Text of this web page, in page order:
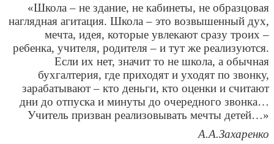
«Школа – не здание, не кабинеты, не образцовая
наглядная агитация. Школа – это возвышенный дух,
мечта, идея, которые увлекают сразу троих –
ребенка, учителя, родителя – и тут же реализуются.
Если их нет, значит то не школа, а обычная
бухгалтерия, где приходят и уходят по звонку,
зарабатывают – кто деньги, кто оценки и считают
дни до отпуска и минуты до очередного звонка…
Учитель призван реализовывать мечты детей…»
А.А.Захаренко